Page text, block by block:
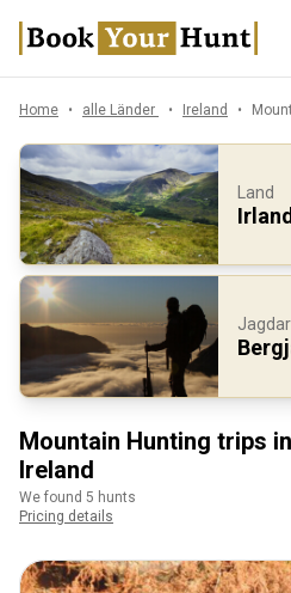
Home alle Länder Ireland
Land
Irland
Mountain Hunting trips in
Ireland
We found 5 hunts
Pricing details